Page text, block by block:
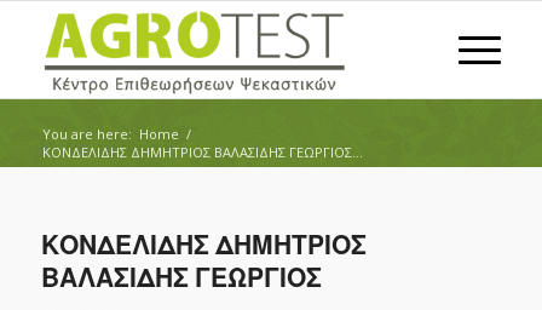
You are here: Home /
ΚΟΝΔΕΛΙΔΗΣ ΔΗΜΗΤΡΙΟΣ ΒΑΛΑΣΙΔΗΣ ΓΕΩΡΓΙΟΣ...
ΚΟΝΔΕΛΙΔΗΣ ΔΗΜΗΤΡΙΟΣ
ΒΑΛΑΣΙΔΗΣ ΓΕΩΡΓΙΟΣ